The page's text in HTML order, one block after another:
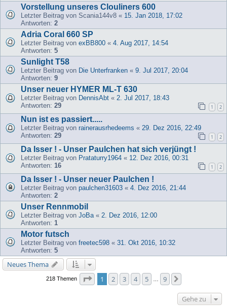
Vorstellung unseres Clouliners 600
Letzter Beitrag von Scania144v8 « 15. Jan 2018, 17:02
Antworten: 2
Adria Coral 660 SP
Letzter Beitrag von exBB800 « 4. Aug 2017, 14:54
Antworten: 5
Sunlight T58
Letzter Beitrag von Die Unterfranken « 9. Jul 2017, 20:04
Antworten: 9
Unser neuer HYMER ML-T 630
Letzter Beitrag von DennisAbt « 2. Jul 2017, 18:43
Antworten: 29 1 2
Nun ist es passiert.....
Letzter Beitrag von rainerausrhedeems « 29. Dez 2016, 22:49
Antworten: 29 1 2
Da Isser ! - Unser Paulchen hat sich verjüngt !
Letzter Beitrag von Prataturry1964 « 12. Dez 2016, 00:31
Antworten: 16 1 2
Da Isser ! - Unser neuer Paulchen !
Letzter Beitrag von paulchen31603 « 4. Dez 2016, 21:44
Antworten: 2
Unser Rennmobil
Letzter Beitrag von JoBa « 2. Dez 2016, 12:00
Antworten: 1
Motor futsch
Letzter Beitrag von freetec598 « 31. Okt 2016, 10:32
Antworten: 5
Neues Thema
218 Themen Seite von
1 2 3 4 5 9
Gehe zu